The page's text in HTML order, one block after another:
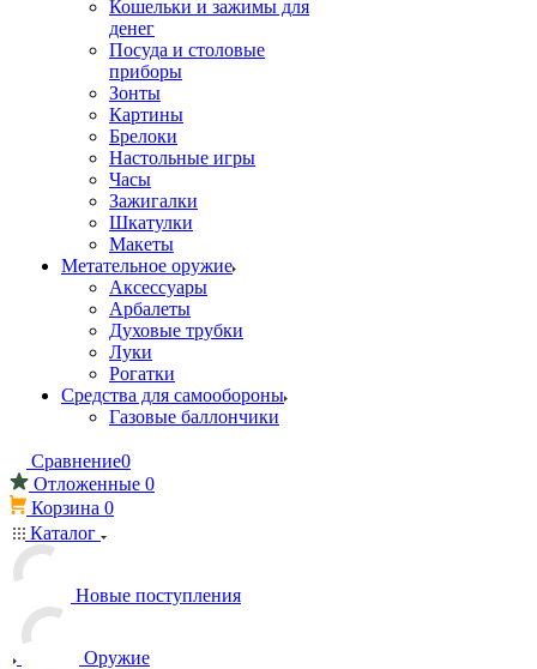
Кошельки и зажимы для
денег
Посуда и столовые
приборы
Зонты
Картины
Брелоки
Настольные игры
Часы
Зажигалки
Шкатулки
Макеты
Метательное оружие
Аксессуары
Арбалеты
Духовые трубки
Луки
Рогатки
Средства для самообороны
Газовые баллончики
Сравнение0
Отложенные 0
Корзина 0
Каталог
Новые поступления
Оружие